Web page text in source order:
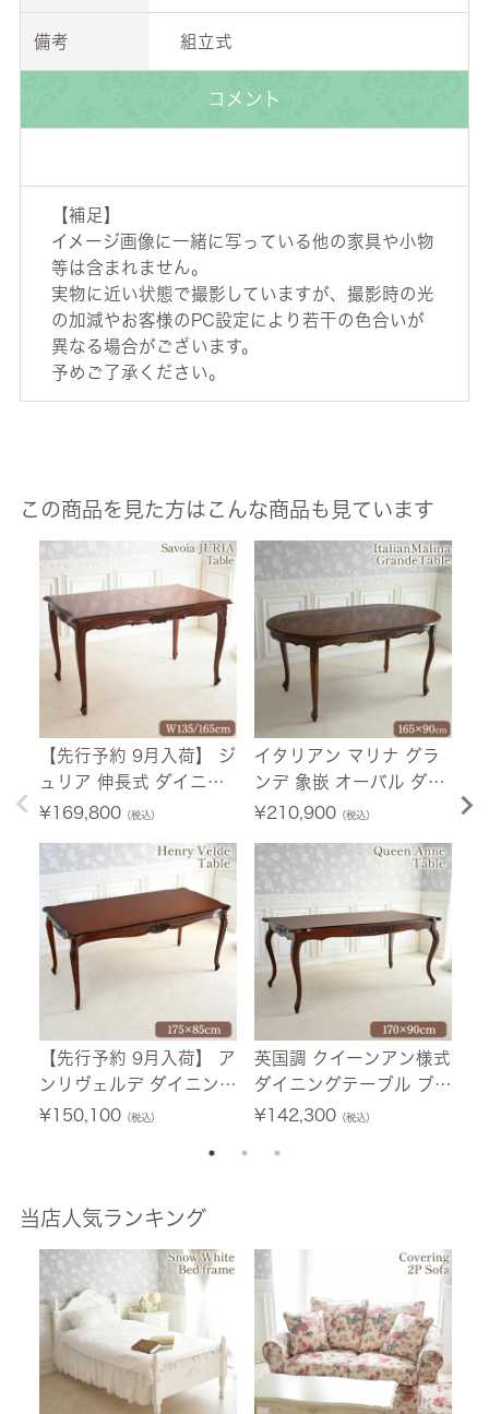
備考 組立式
コメント
【補足】
イメージ画像に一緒に写っている他の家具や小物
等は含まれません。
実物に近い状態で撮影していますが、撮影時の光
の加減やお客様のPC設定により若干の色合いが
異なる場合がございます。
予めご了承ください。
この商品を見た方はこんな商品も見ています
【先行予約 9月入荷】 ジ
ュリア 伸長式 ダイニン
グテーブル 幅135cm→1
¥169,800（税込）
【先行予約 9月入荷】 ア
ンリヴェルデ ダイニング
テーブル ブラウン 幅17
¥150,100（税込）
イタリアン マリナ グラ
ンデ 象嵌 オーバル ダイ
ニングテーブル 165cm
ス付】
¥210,900（税込）
英国調 クイーンアン様式
ダイニングテーブル ブラ
ウン 幅170cm 【送料無
¥142,300（税込）
¥
当店人気ランキング